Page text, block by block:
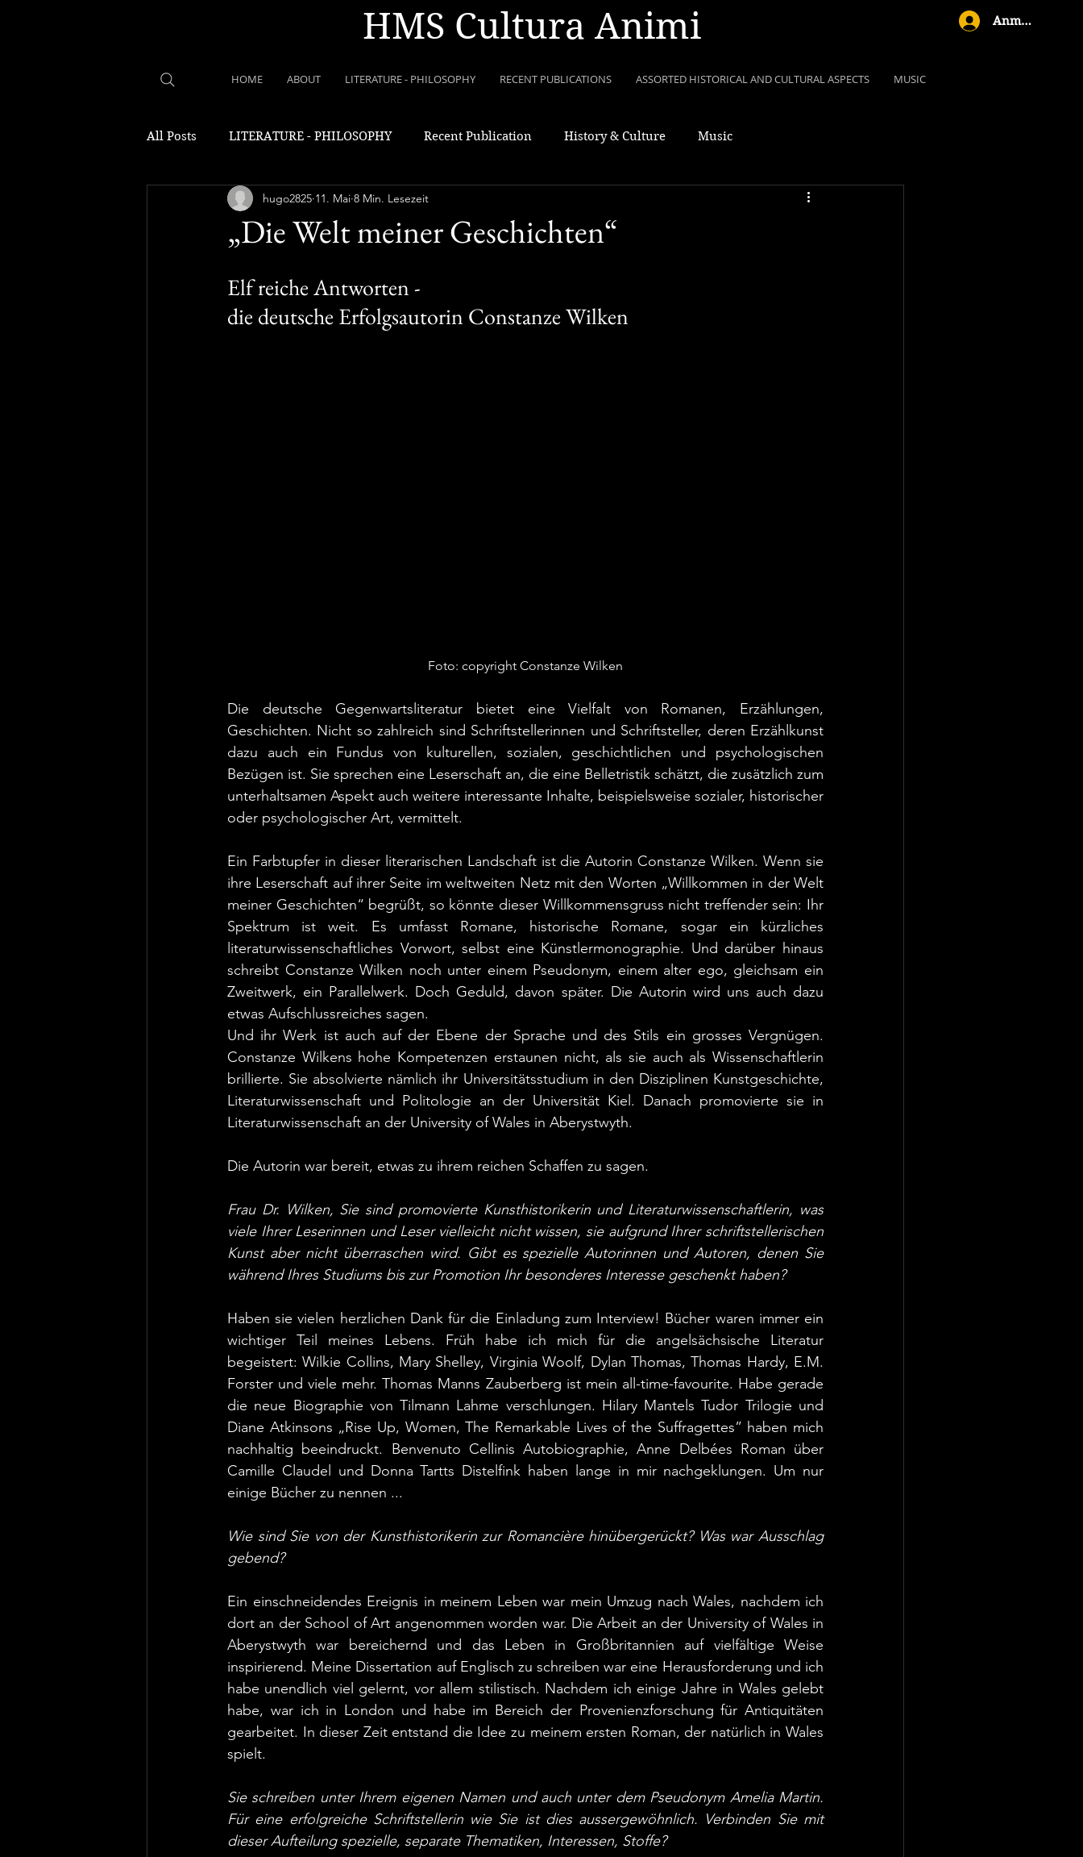
HMS Cultura Animi Anmelden
HOME ABOUT LITERATURE - PHILOSOPHY RECENT PUBLICATIONS ASSORTED HISTORICAL AND CULTURAL ASPECTS MUSIC
All Posts LITERATURE - PHILOSOPHY Recent Publication History & Culture Music
„Die Welt meiner Geschichten“
hugo2825 11. Mai 8 Min. Lesezeit
Elf reiche Antworten -
die deutsche Erfolgsautorin Constanze Wilken
Foto: copyright Constanze Wilken
Die deutsche Gegenwartsliteratur bietet eine Vielfalt von Romanen, Erzählungen,
Geschichten. Nicht so zahlreich sind Schriftstellerinnen und Schriftsteller, deren Erzählkunst
dazu auch ein Fundus von kulturellen, sozialen, geschichtlichen und psychologischen
Bezügen ist. Sie sprechen eine Leserschaft an, die eine Belletristik schätzt, die zusätzlich zum
unterhaltsamen Aspekt auch weitere interessante Inhalte, beispielsweise sozialer, historischer
oder psychologischer Art, vermittelt.
Ein Farbtupfer in dieser literarischen Landschaft ist die Autorin Constanze Wilken. Wenn sie
ihre Leserschaft auf ihrer Seite im weltweiten Netz mit den Worten „Willkommen in der Welt
meiner Geschichten“ begrüßt, so könnte dieser Willkommensgruss nicht treffender sein: Ihr
Spektrum ist weit. Es umfasst Romane, historische Romane, sogar ein kürzliches
literaturwissenschaftliches Vorwort, selbst eine Künstlermonographie. Und darüber hinaus
schreibt Constanze Wilken noch unter einem Pseudonym, einem alter ego, gleichsam ein
Zweitwerk, ein Parallelwerk. Doch Geduld, davon später. Die Autorin wird uns auch dazu
etwas Aufschlussreiches sagen.
Und ihr Werk ist auch auf der Ebene der Sprache und des Stils ein grosses Vergnügen.
Constanze Wilkens hohe Kompetenzen erstaunen nicht, als sie auch als Wissenschaftlerin
brillierte. Sie absolvierte nämlich ihr Universitätsstudium in den Disziplinen Kunstgeschichte,
Literaturwissenschaft und Politologie an der Universität Kiel. Danach promovierte sie in
Literaturwissenschaft an der University of Wales in Aberystwyth.
Die Autorin war bereit, etwas zu ihrem reichen Schaffen zu sagen.
Frau Dr. Wilken, Sie sind promovierte Kunsthistorikerin und Literaturwissenschaftlerin, was
viele Ihrer Leserinnen und Leser vielleicht nicht wissen, sie aufgrund Ihrer schriftstellerischen
Kunst aber nicht überraschen wird. Gibt es spezielle Autorinnen und Autoren, denen Sie
während Ihres Studiums bis zur Promotion Ihr besonderes Interesse geschenkt haben?
Haben sie vielen herzlichen Dank für die Einladung zum Interview! Bücher waren immer ein
wichtiger Teil meines Lebens. Früh habe ich mich für die angelsächsische Literatur
begeistert: Wilkie Collins, Mary Shelley, Virginia Woolf, Dylan Thomas, Thomas Hardy, E.M.
Forster und viele mehr. Thomas Manns Zauberberg ist mein all-time-favourite. Habe gerade
die neue Biographie von Tilmann Lahme verschlungen. Hilary Mantels Tudor Trilogie und
Diane Atkinsons „Rise Up, Women, The Remarkable Lives of the Suffragettes” haben mich
nachhaltig beeindruckt. Benvenuto Cellinis Autobiographie, Anne Delbées Roman über
Camille Claudel und Donna Tartts Distelfink haben lange in mir nachgeklungen. Um nur
einige Bücher zu nennen ...
Wie sind Sie von der Kunsthistorikerin zur Romancière hinübergerückt? Was war Ausschlag
gebend?
Ein einschneidendes Ereignis in meinem Leben war mein Umzug nach Wales, nachdem ich
dort an der School of Art angenommen worden war. Die Arbeit an der University of Wales in
Aberystwyth war bereichernd und das Leben in Großbritannien auf vielfältige Weise
inspirierend. Meine Dissertation auf Englisch zu schreiben war eine Herausforderung und ich
habe unendlich viel gelernt, vor allem stilistisch. Nachdem ich einige Jahre in Wales gelebt
habe, war ich in London und habe im Bereich der Provenienzforschung für Antiquitäten
gearbeitet. In dieser Zeit entstand die Idee zu meinem ersten Roman, der natürlich in Wales
spielt.
Sie schreiben unter Ihrem eigenen Namen und auch unter dem Pseudonym Amelia Martin.
Für eine erfolgreiche Schriftstellerin wie Sie ist dies aussergewöhnlich. Verbinden Sie mit
dieser Aufteilung spezielle, separate Thematiken, Interessen, Stoffe?